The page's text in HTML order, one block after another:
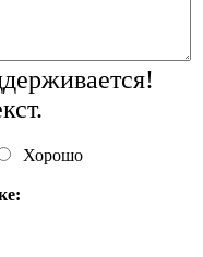
Хорошо